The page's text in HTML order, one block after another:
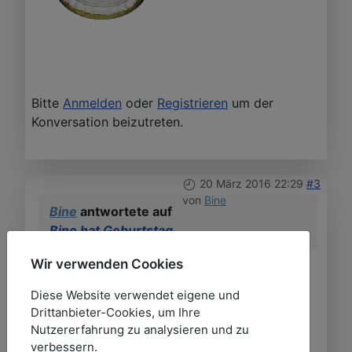
Bitte Anmelden oder Registrieren um der
Konversation beizutreten.
20 März 2016 22:29 #3
von Bine
Bine antwortete auf
Bine hat Geburtstag
Danke vielmals für die guten Wünsche.....
Ich habe zwar nicht soooooooo viel
gefeiert, aber es war trotzdem schön.....
Wir verwenden Cookies
Diese Website verwendet eigene und
Drittanbieter-Cookies, um Ihre
Nutzererfahrung zu analysieren und zu
verbessern.